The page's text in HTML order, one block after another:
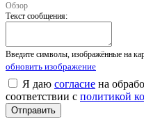
Обзор
Текст сообщения:
Введите символы, изображённые на
обновить изображение
Я даю согласие на
соответствии с политикой